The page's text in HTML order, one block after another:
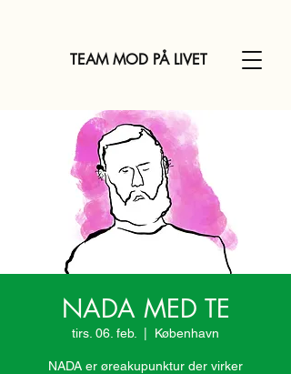
TEAM MOD PÅ LIVET
NADA MED TE
tirs. 06. feb. København
NADA er øreakupunktur der virker